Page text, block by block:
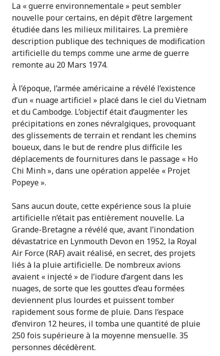
La « guerre environnementale » peut sembler
nouvelle pour certains, en dépit d’être largement
étudiée dans les milieux militaires. La première
description publique des techniques de modification
artificielle du temps comme une arme de guerre
remonte au 20 Mars 1974.
À l’époque, l’armée américaine a révélé l’existence
d’un « nuage artificiel » placé dans le ciel du Vietnam
et du Cambodge. L’objectif était d’augmenter les
précipitations en zones névralgiques, provoquant
des glissements de terrain et rendant les chemins
boueux, dans le but de rendre plus difficile les
déplacements de fournitures dans le passage « Ho
Chi Minh », dans une opération appelée « Projet
Popeye ».
Sans aucun doute, cette expérience sous la pluie
artificielle n’était pas entièrement nouvelle. La
Grande-Bretagne a révélé que, avant l’inondation
dévastatrice en Lynmouth Devon en 1952, la Royal
Air Force (RAF) avait réalisé, en secret, des projets
liés à la pluie artificielle. De nombreux avions
avaient « injecté » de l’iodure d’argent dans les
nuages, de sorte que les gouttes d’eau formées
deviennent plus lourdes et puissent tomber
rapidement sous forme de pluie. Dans l’espace
d’environ 12 heures, il tomba une quantité de pluie
250 fois supérieure à la moyenne mensuelle. 35
personnes décédèrent.